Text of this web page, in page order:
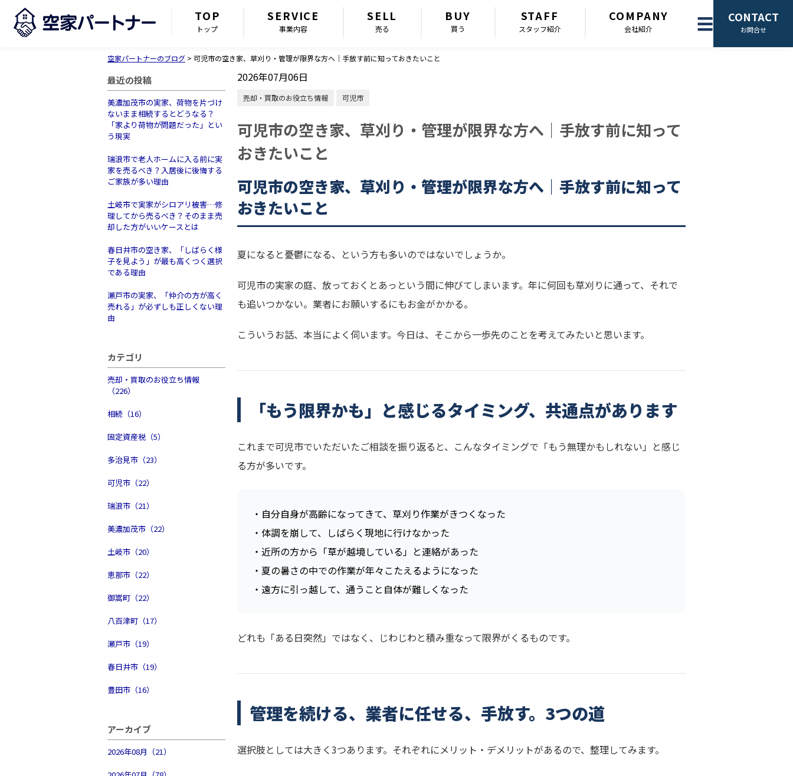
TOP
トップ
SERVICE
事業内容
SELL
売る
BUY
買う
STAFF
スタッフ紹介
COMPANY
会社紹介 ☰ CONTACT
お問合せ
空家パートナーのブログ > 可児市の空き家、草刈り・管理が限界な方へ｜手放す前に知っておきたいこと
最近の投稿
美濃加茂市の実家、荷物を片づけ
ないまま相続するとどうなる？
「家より荷物が問題だった」とい
う現実
瑞浪市で老人ホームに入る前に実
家を売るべき？入居後に後悔する
ご家族が多い理由
土岐市で実家がシロアリ被害…修
理してから売るべき？そのまま売
却した方がいいケースとは
春日井市の空き家、「しばらく様
子を見よう」が最も高くつく選択
である理由
瀬戸市の実家、「仲介の方が高く
売れる」が必ずしも正しくない理
由
カテゴリ
売却・買取のお役立ち情報
（226）
相続（16）
固定資産税（5）
多治見市（23）
可児市（22）
瑞浪市（21）
美濃加茂市（22）
土岐市（20）
恵那市（22）
御嵩町（22）
八百津町（17）
瀬戸市（19）
春日井市（19）
豊田市（16）
アーカイブ
2026年08月（21）
2026年07月06日
売却・買取のお役立ち情報 可児市
可児市の空き家、草刈り・管理が限界な方へ｜手放す前に知って
おきたいこと
可児市の空き家、草刈り・管理が限界な方へ｜手放す前に知って
おきたいこと
夏になると憂鬱になる、という方も多いのではないでしょうか。
可児市の実家の庭、放っておくとあっという間に伸びてしまいます。年に何回も草刈りに通って、それで
も追いつかない。業者にお願いするにもお金がかかる。
こういうお話、本当によく伺います。今日は、そこから一歩先のことを考えてみたいと思います。
「もう限界かも」と感じるタイミング、共通点があります
これまで可児市でいただいたご相談を振り返ると、こんなタイミングで「もう無理かもしれない」と感じ
る方が多いです。
・自分自身が高齢になってきて、草刈り作業がきつくなった
・体調を崩して、しばらく現地に行けなかった
・近所の方から「草が越境している」と連絡があった
・夏の暑さの中での作業が年々こたえるようになった
・遠方に引っ越して、通うこと自体が難しくなった
どれも「ある日突然」ではなく、じわじわと積み重なって限界がくるものです。
管理を続ける、業者に任せる、手放す。3つの道
選択肢としては大きく3つあります。それぞれにメリット・デメリットがあるので、整理してみます。